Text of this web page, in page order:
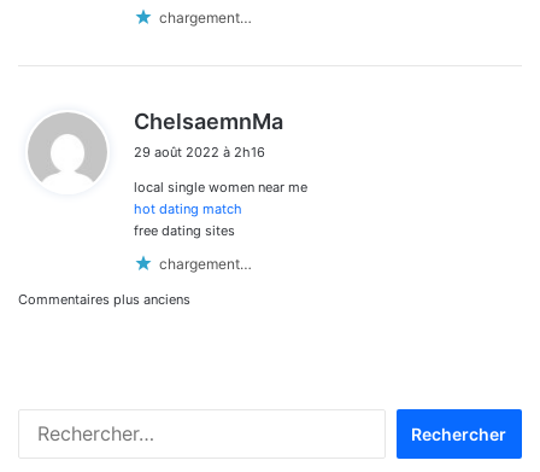
chargement…
ChelsaemnMa
29 août 2022 à 2h16
local single women near me
hot dating match
free dating sites
chargement…
Navigation
commentaires
Commentaires plus anciens